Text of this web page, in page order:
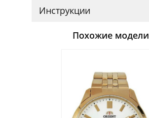
Инструкции
Похожие модели